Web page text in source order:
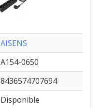
AISENS
A154-0650
8436574707694
Disponible